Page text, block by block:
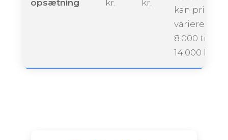
opsætning
kr.
kr.
kan prisen
variere fra
8.000 til
14.000